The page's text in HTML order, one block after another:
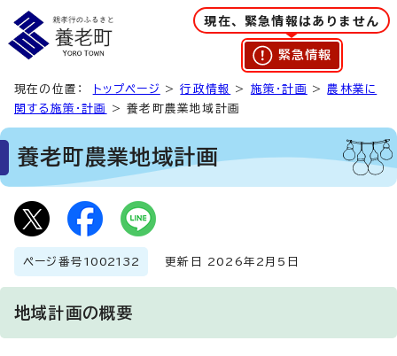
現在、緊急情報はありません
緊急情報
現在の位置： トップページ >行政情報 > 施策・計画 >農林業に
関する施策・計画
> 養老町農業地域計画
養老町農業地域計画
ページ番号 1002132 更新日 2026年2月5日
地域計画の概要